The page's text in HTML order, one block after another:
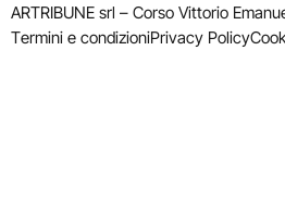
ARTRIBUNE srl – Corso Vittorio
Termini e condizioniPrivacy Policy